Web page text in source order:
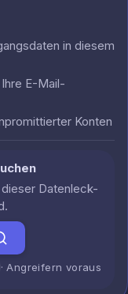
in diesem
E-Mail-
Konten
Datenleck-
· Angreifern voraus